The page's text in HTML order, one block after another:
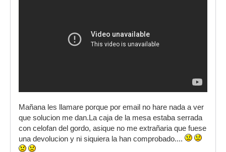
Mañana les llamare porque por email no hare nada a ver
que solucion me dan.La caja de la mesa estaba serrada
con celofan del gordo, asique no me extrañaria que fuese
una devolucion y ni siquiera la han comprobado....